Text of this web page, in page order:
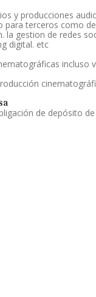
y producciones
para terceros como
la gestion de redes
digital. etc
incluso
de depósito